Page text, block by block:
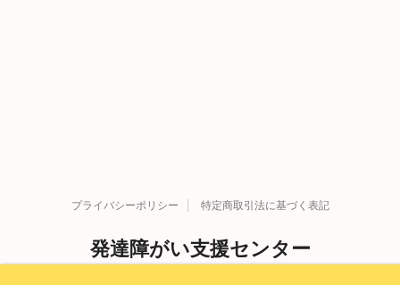
プライバシーポリシー 特定商取引法に基づく表記
発達障がい支援センター